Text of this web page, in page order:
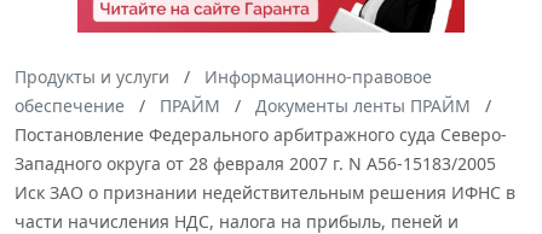
Продукты и услуги
Информационно-правовое
обеспечение
ПРАЙМ
Документы ленты ПРАЙМ
Постановление Федерального арбитражного суда Северо-
Западного округа от 28 февраля 2007 г. N А56-15183/2005
Иск ЗАО о признании недействительным решения ИФНС в
части начисления НДС, налога на прибыль, пеней и